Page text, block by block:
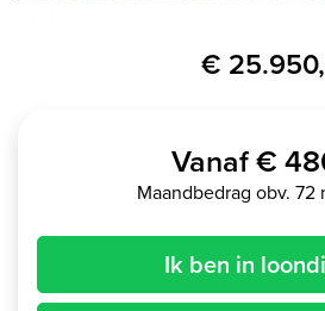
€
Vanaf €
Maandbedrag obv. 72
Ik ben in